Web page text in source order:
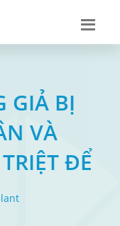
GIẢ BỊ
VÀ
ĐỂ